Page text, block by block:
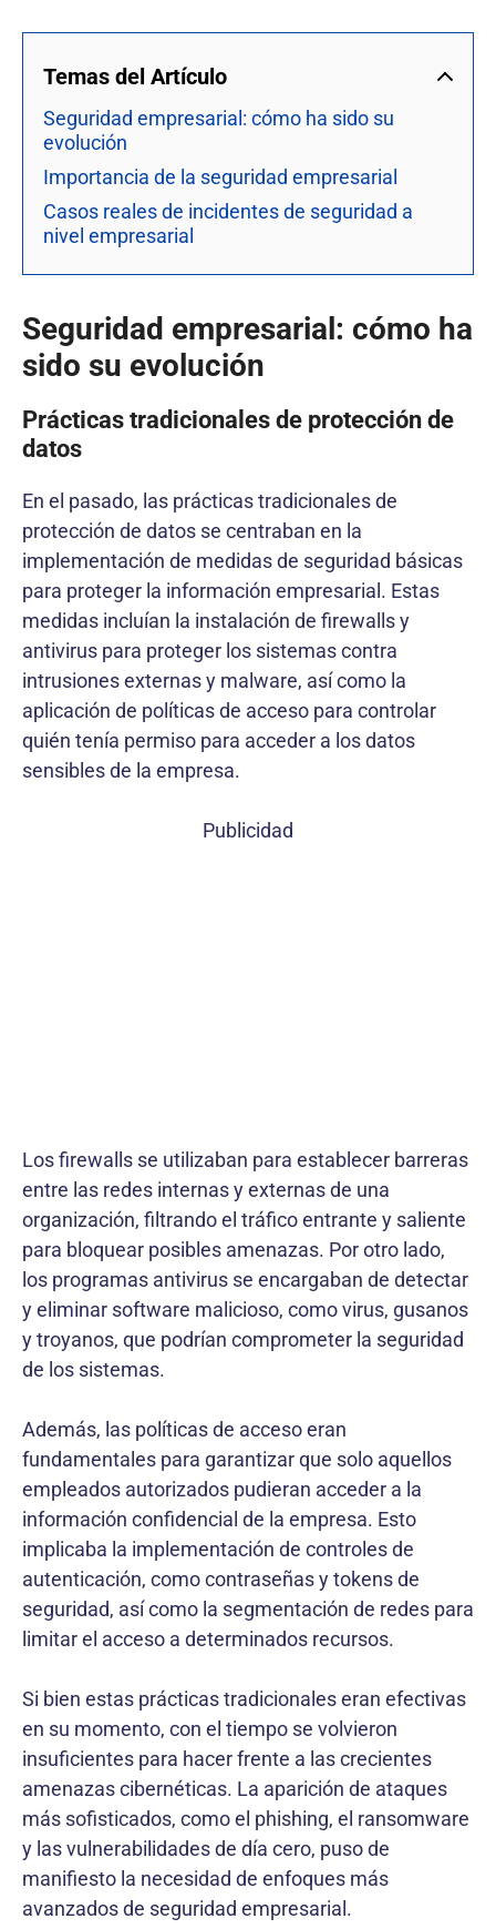
Temas del Artículo
Seguridad empresarial: cómo ha sido su
evolución
Importancia de la seguridad empresarial
Casos reales de incidentes de seguridad a
nivel empresarial
Seguridad empresarial: cómo ha
sido su evolución
Prácticas tradicionales de protección de
datos
En el pasado, las prácticas tradicionales de
protección de datos se centraban en la
implementación de medidas de seguridad básicas
para proteger la información empresarial. Estas
medidas incluían la instalación de firewalls y
antivirus para proteger los sistemas contra
intrusiones externas y malware, así como la
aplicación de políticas de acceso para controlar
quién tenía permiso para acceder a los datos
sensibles de la empresa.
Publicidad
Los firewalls se utilizaban para establecer barreras
entre las redes internas y externas de una
organización, filtrando el tráfico entrante y saliente
para bloquear posibles amenazas. Por otro lado,
los programas antivirus se encargaban de detectar
y eliminar software malicioso, como virus, gusanos
y troyanos, que podrían comprometer la seguridad
de los sistemas.
Además, las políticas de acceso eran
fundamentales para garantizar que solo aquellos
empleados autorizados pudieran acceder a la
información confidencial de la empresa. Esto
implicaba la implementación de controles de
autenticación, como contraseñas y tokens de
seguridad, así como la segmentación de redes para
limitar el acceso a determinados recursos.
Si bien estas prácticas tradicionales eran efectivas
en su momento, con el tiempo se volvieron
insuficientes para hacer frente a las crecientes
amenazas cibernéticas. La aparición de ataques
más sofisticados, como el phishing, el ransomware
y las vulnerabilidades de día cero, puso de
manifiesto la necesidad de enfoques más
avanzados de seguridad empresarial.